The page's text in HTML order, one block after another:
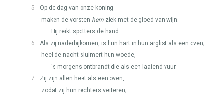
5
Op de dag van onze koning
maken de vorsten hem ziek met de gloed van wijn.
Hij reikt spotters de hand.
6
Als zij naderbijkomen, is hun hart in hun arglist als een oven;
heel de nacht sluimert hun woede,
's morgens ontbrandt die als een laaiend vuur.
7
Zij zijn allen heet als een oven,
zodat zij hun rechters verteren;